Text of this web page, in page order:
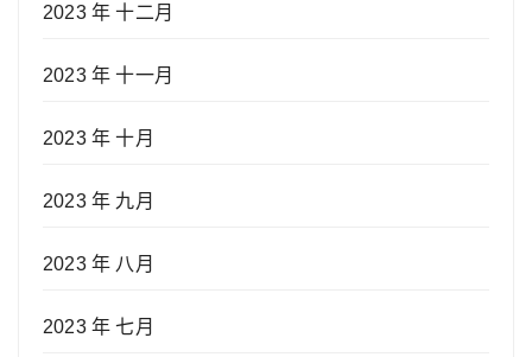
2023 年 十二月
2023 年 十一月
2023 年 十月
2023 年 九月
2023 年 八月
2023 年 七月